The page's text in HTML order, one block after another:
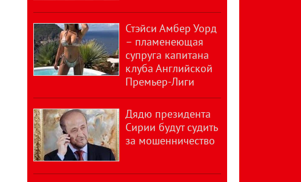
Стэйси Амбер Уорд
– пламенеющая
супруга капитана
клуба Английской
Премьер-Лиги
Дядю президента
Сирии будут судить
за мошенничество